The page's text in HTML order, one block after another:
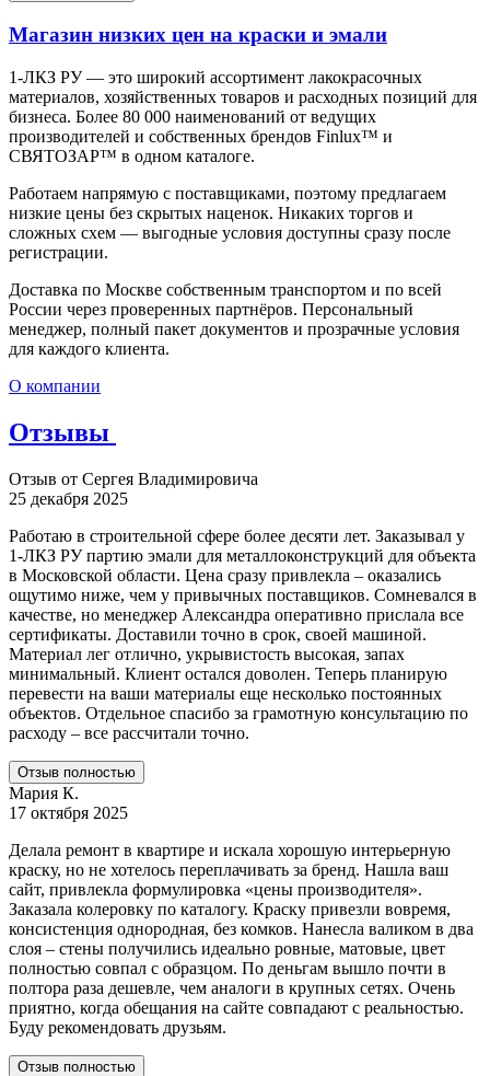
Магазин низких цен на краски и эмали
1-ЛКЗ РУ — это широкий ассортимент лакокрасочных
материалов, хозяйственных товаров и расходных позиций для
бизнеса. Более 80 000 наименований от ведущих
производителей и собственных брендов Finlux™ и
СВЯТОЗАР™ в одном каталоге.
Работаем напрямую с поставщиками, поэтому предлагаем
низкие цены без скрытых наценок. Никаких торгов и
сложных схем — выгодные условия доступны сразу после
регистрации.
Доставка по Москве собственным транспортом и по всей
России через проверенных партнёров. Персональный
менеджер, полный пакет документов и прозрачные условия
для каждого клиента.
О компании
Отзывы
Отзыв от Сергея Владимировича
25 декабря 2025
Работаю в строительной сфере более десяти лет. Заказывал у
1-ЛКЗ РУ партию эмали для металлоконструкций для объекта
в Московской области. Цена сразу привлекла – оказались
ощутимо ниже, чем у привычных поставщиков. Сомневался в
качестве, но менеджер Александра оперативно прислала все
сертификаты. Доставили точно в срок, своей машиной.
Материал лег отлично, укрывистость высокая, запах
минимальный. Клиент остался доволен. Теперь планирую
перевести на ваши материалы еще несколько постоянных
объектов. Отдельное спасибо за грамотную консультацию по
расходу – все рассчитали точно.
Отзыв полностью
Мария К.
17 октября 2025
Делала ремонт в квартире и искала хорошую интерьерную
краску, но не хотелось переплачивать за бренд. Нашла ваш
сайт, привлекла формулировка «цены производителя».
Заказала колеровку по каталогу. Краску привезли вовремя,
консистенция однородная, без комков. Нанесла валиком в два
слоя – стены получились идеально ровные, матовые, цвет
полностью совпал с образцом. По деньгам вышло почти в
полтора раза дешевле, чем аналоги в крупных сетях. Очень
приятно, когда обещания на сайте совпадают с реальностью.
Буду рекомендовать друзьям.
Отзыв полностью